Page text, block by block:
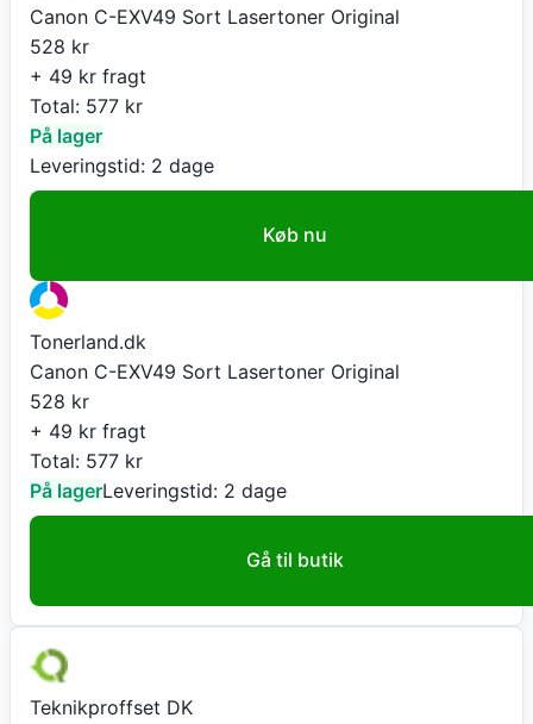
Canon C-EXV49 Sort Lasertoner Original
528 kr
+ 49 kr fragt
Total: 577 kr
På lager
Leveringstid: 2 dage
Køb nu
Tonerland.dk
Canon C-EXV49 Sort Lasertoner Original
528 kr
+ 49 kr fragt
Total: 577 kr
På lagerLeveringstid: 2 dage
Gå til butik
Teknikproffset DK